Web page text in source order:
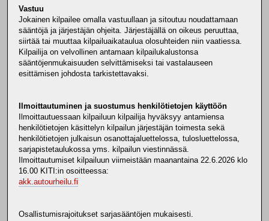
Vastuu
Jokainen kilpailee omalla vastuullaan ja sitoutuu noudattamaan
sääntöjä ja järjestäjän ohjeita. Järjestäjällä on oikeus peruuttaa,
siirtää tai muuttaa kilpailuaikataulua olosuhteiden niin vaatiessa.
Kilpailija on velvollinen antamaan kilpailukalustonsa
sääntöjenmukaisuuden selvittämiseksi tai vastalauseen
esittämisen johdosta tarkistettavaksi.
Ilmoittautuminen ja suostumus henkilötietojen käyttöön
Ilmoittautuessaan kilpailuun kilpailija hyväksyy antamiensa
henkilötietojen käsittelyn kilpailun järjestäjän toimesta sekä
henkilötietojen julkaisun osanottajaluettelossa, tulosluettelossa,
sarjapistetaulukossa yms. kilpailun viestinnässä.
Ilmoittautumiset kilpailuun viimeistään maanantaina 22.6.2026 klo
16.00 KITI:in osoitteessa:
akk.autourheilu.fi
Osallistumisrajoitukset sarjasääntöjen mukaisesti.